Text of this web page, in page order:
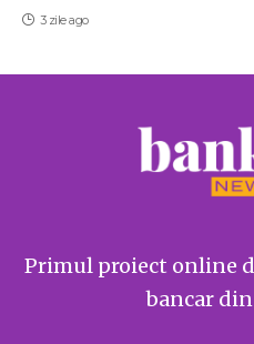
3 zile ago
Primul proiect online
bancar